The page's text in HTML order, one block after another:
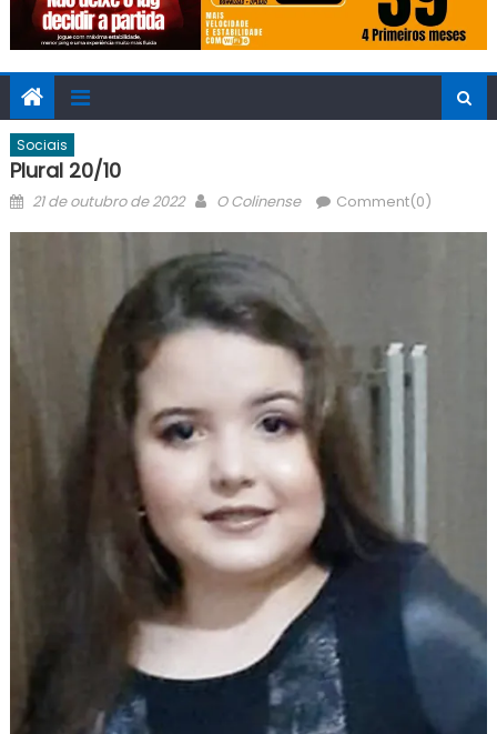
Sociais
Plural 20/10
Posted
21 de outubro de 2022 Author
O Colinense Comment(0)